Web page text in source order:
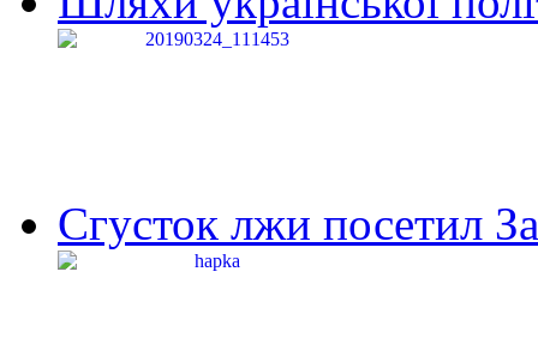
Сгусток лжи посетил